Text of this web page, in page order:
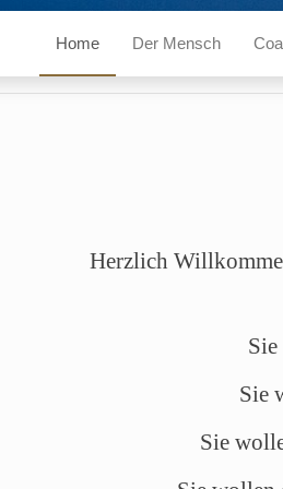
Home Der Mensch
Herzlich
Sie
Sie